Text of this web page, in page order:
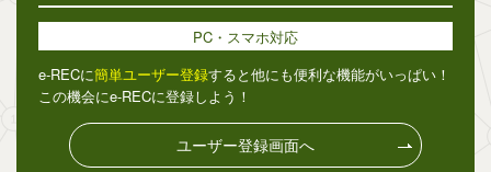
PC・スマホ対応
e-RECに簡単ユーザー登録すると他にも便利な機能がいっぱい！
この機会にe-RECに登録しよう！
ユーザー登録画面へ